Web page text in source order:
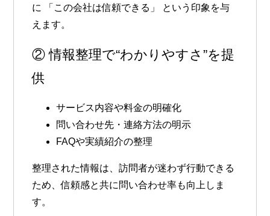
に
「この会社は信頼できる」
という印象を与
えます。
② 情報整理で“わかりやすさ”を提
供
サービス内容や料金の明確化
問い合わせ先・連絡方法の明示
FAQや実績紹介の整理
整理された情報は、訪問者が迷わず行動できる
ため、信頼感と共に問い合わせ率も向上しま
す。